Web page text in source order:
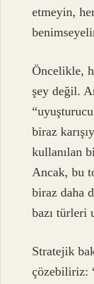
etmeyin,
Öncelikle,
şey değil.
biraz
kullanılan
Ancak, bu
biraz daha
bazı türleri
Stratejik
çözebiliriz: